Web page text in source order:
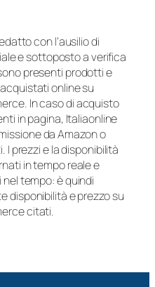
con l’ausilio di
e sottoposto a verifica
presenti prodotti e
online su
In caso di acquisto
in pagina, Italiaonline
da Amazon o
prezzi e la disponibilità
in tempo reale e
tempo: è quindi
disponibilità e prezzo su
citati.